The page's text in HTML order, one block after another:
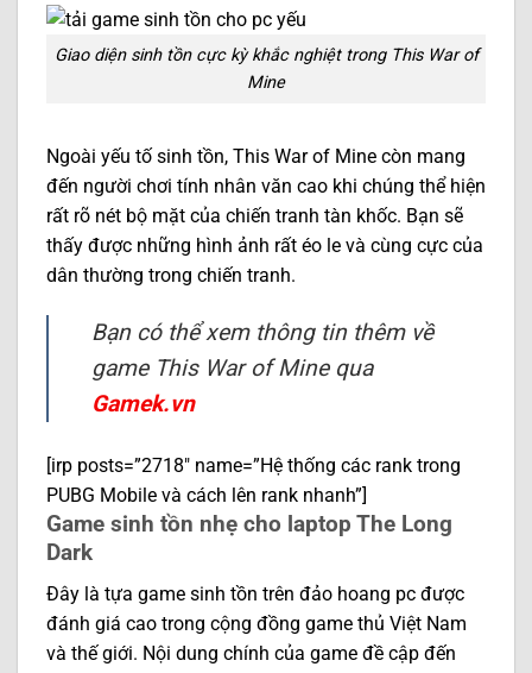
Giao diện sinh tồn cực kỳ khắc nghiệt trong This War of
Mine
Ngoài yếu tố sinh tồn, This War of Mine còn mang
đến người chơi tính nhân văn cao khi chúng thể hiện
rất rõ nét bộ mặt của chiến tranh tàn khốc. Bạn sẽ
thấy được những hình ảnh rất éo le và cùng cực của
dân thường trong chiến tranh.
Bạn có thể xem thông tin thêm về
game This War of Mine qua
Gamek.vn
[irp posts=”2718″ name=”Hệ thống các rank trong
PUBG Mobile và cách lên rank nhanh”]
Game sinh tồn nhẹ cho laptop The Long
Dark
Đây là tựa game sinh tồn trên đảo hoang pc được
đánh giá cao trong cộng đồng game thủ Việt Nam
và thế giới. Nội dung chính của game đề cập đến